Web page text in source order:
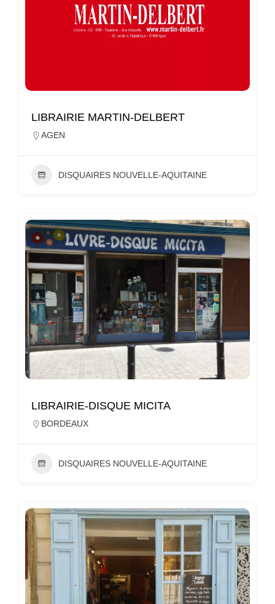
LIBRAIRIE MARTIN-DELBERT
AGEN
DISQUAIRES NOUVELLE-AQUITAINE
LIBRAIRIE-DISQUE MICITA
BORDEAUX
DISQUAIRES NOUVELLE-AQUITAINE